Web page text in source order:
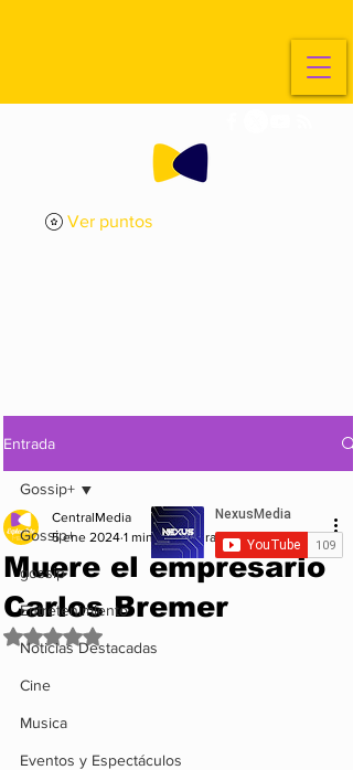
Ver puntos
Entrada
Gossip+
gossip
Entretenimiento
Noticias Destacadas
Cine
Musica
Eventos y Espectáculos
Gossip+
Muere el empresario
Carlos Bremer
CentralMedia
5 ene 2024 1 min de lectura
Obtuvo NaN de 5 estrellas.